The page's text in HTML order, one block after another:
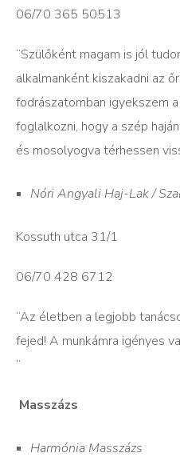
06/70 365 50513
“Szülőként magam is jól
alkalmanként kiszakadni az
fodrászatomban igyekszem
foglalkozni, hogy a szép
és mosolyogva térhessen
Nóri Angyali Haj-Lak /
Kossuth utca 31/1
06/70 428 6712
“Az életben a legjobb
fejed! A munkámra igényes
“
Masszázs
Harmónia Masszázs